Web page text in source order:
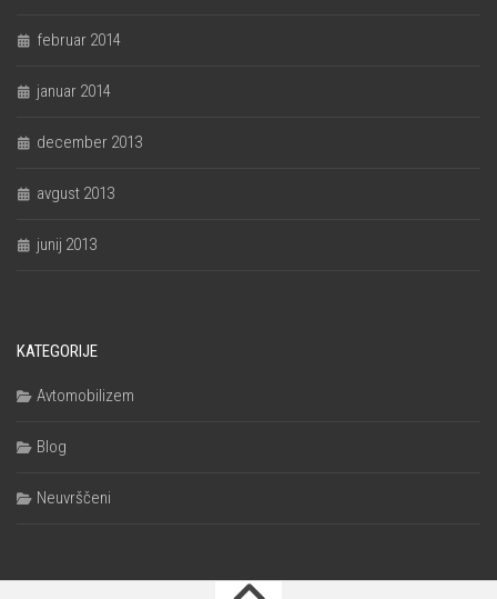
februar 2014
januar 2014
december 2013
avgust 2013
junij 2013
KATEGORIJE
Avtomobilizem
Blog
Neuvrščeni